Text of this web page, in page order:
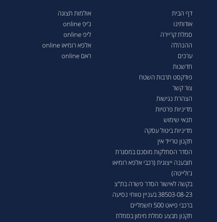
דף הבית
אודותינו
סמלת קריירה
ההנהלה
ערכים
חדשנות
פודקסט תרבות השטח
צור קשר
הצהרת נגישות
מדיניות פרטיות
תנאי שימוש
מדיניות ביטול עסקה
תקנון טרייד אין
הסדר הסתלקות מוסכם במסגרת
תובענה ייצוגית (רכבי אלפא רומיאו
ג'ולייטה)
בקשה לאישור הסדר פשרה בת"צ
38503-08-23 בעניין טווחי נסיעה
ברכבי פיאט 500 חשמליים
תקנון מבצע סמלת מימון בסמלת
אולמות תצוגה
ג’יפ online
ליפ online
אלפא רומיאו online
ראם online